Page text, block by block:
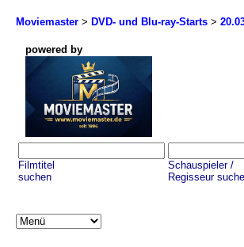
Moviemaster > DVD- und Blu-ray-Starts >
powered by
Filmtitel
suchen
Schauspieler /
Regisseur